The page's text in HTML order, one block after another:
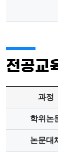
전공교
전공교수
과정
학위논
논문대